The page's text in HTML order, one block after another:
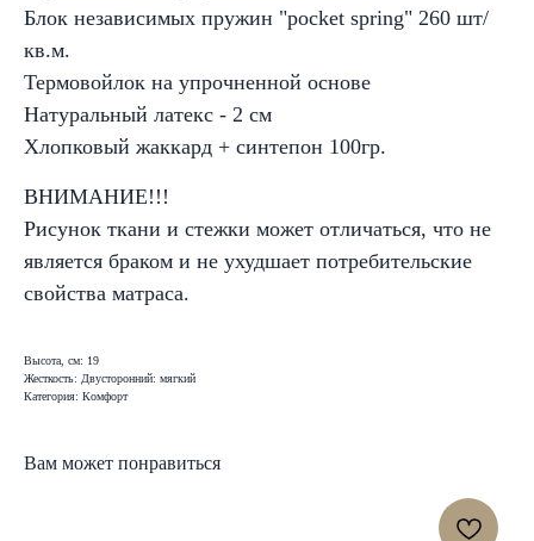
Блок независимых пружин "pocket spring" 260 шт/
кв.м.
Термовойлок на упрочненной основе
Натуральный латекс - 2 см
Хлопковый жаккард + синтепон 100гр.
ВНИМАНИЕ!!!
Рисунок ткани и стежки может отличаться, что не
является браком и не ухудшает потребительские
свойства матраса.
Высота, см: 19
Жесткость: Двусторонний: мягкий
Категория: Комфорт
Вам может понравиться